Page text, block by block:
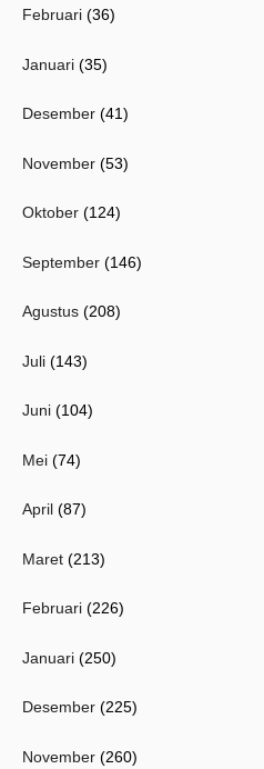
Februari (36)
Januari (35)
Desember (41)
November (53)
Oktober (124)
September (146)
Agustus (208)
Juli (143)
Juni (104)
Mei (74)
April (87)
Maret (213)
Februari (226)
Januari (250)
Desember (225)
November (260)